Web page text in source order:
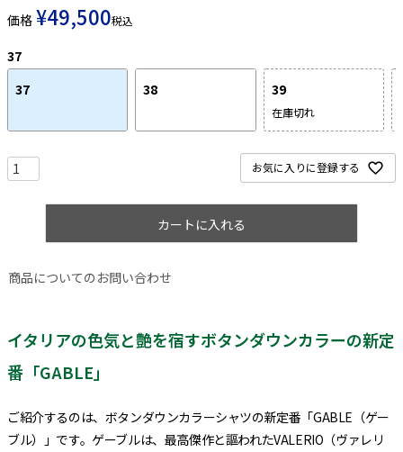
価格 ¥49,500税込
37
37
38 39
在庫切れ
お気に入りに登録する
カートに入れる
商品についてのお問い合わせ
イタリアの色気と艶を宿すボタンダウンカラーの新定
番「GABLE」
ご紹介するのは、ボタンダウンカラーシャツの新定番「GABLE（ゲー
ブル）」です。ゲーブルは、最高傑作と謳われたVALERIO（ヴァレリ